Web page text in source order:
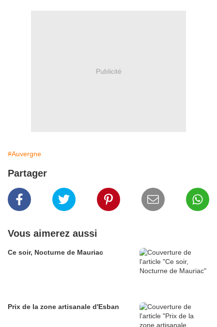
Publicité
#Auvergne
Partager
Vous aimerez aussi
Ce soir, Nocturne de Mauriac
Prix de la zone artisanale d'Esban